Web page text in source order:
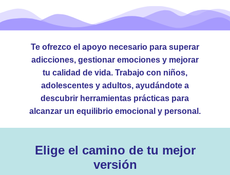
Te ofrezco el apoyo necesario para superar
adicciones, gestionar emociones y mejorar
tu calidad de vida. Trabajo con niños,
adolescentes y adultos, ayudándote a
descubrir herramientas prácticas para
alcanzar un equilibrio emocional y personal.
Elige el camino de tu mejor
versión